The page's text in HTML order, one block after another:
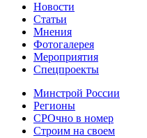
Новости
Статьи
Мнения
Фотогалерея
Мероприятия
Спецпроекты
Минстрой России
Регионы
СРОчно в номер
Строим на своем